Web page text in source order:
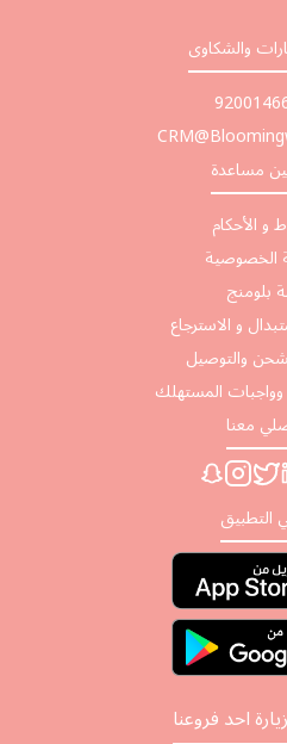
والشكاوى
مساعدة
و الأحكام
الخصوصية
بلومنج
و الاسترجاع
والتوصيل
المستهلك
معنا
التطبيق
احد فروعنا